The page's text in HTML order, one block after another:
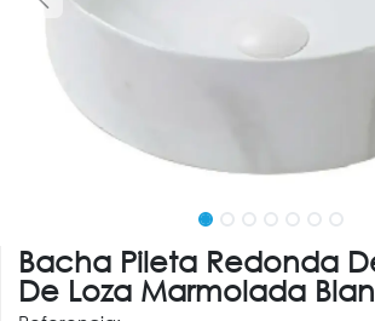
Bacha Pileta Redonda
De Loza Marmolada